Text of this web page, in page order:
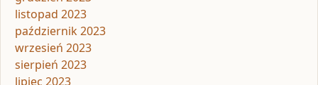
listopad 2023
październik 2023
wrzesień 2023
sierpień 2023
lipiec 2023